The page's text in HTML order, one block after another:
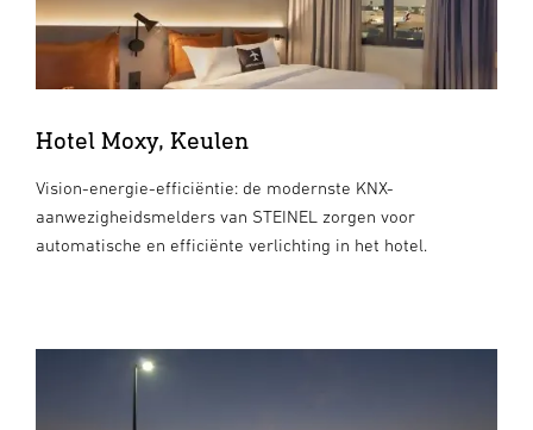
Hotel Moxy, Keulen
Vision-energie-efficiëntie: de modernste KNX-
aanwezigheidsmelders van STEINEL zorgen voor
automatische en efficiënte verlichting in het hotel.